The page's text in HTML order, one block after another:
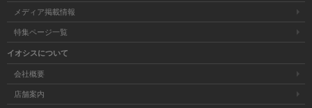
メディア掲載情報
特集ページ一覧
イオシスについて
会社概要
店舗案内